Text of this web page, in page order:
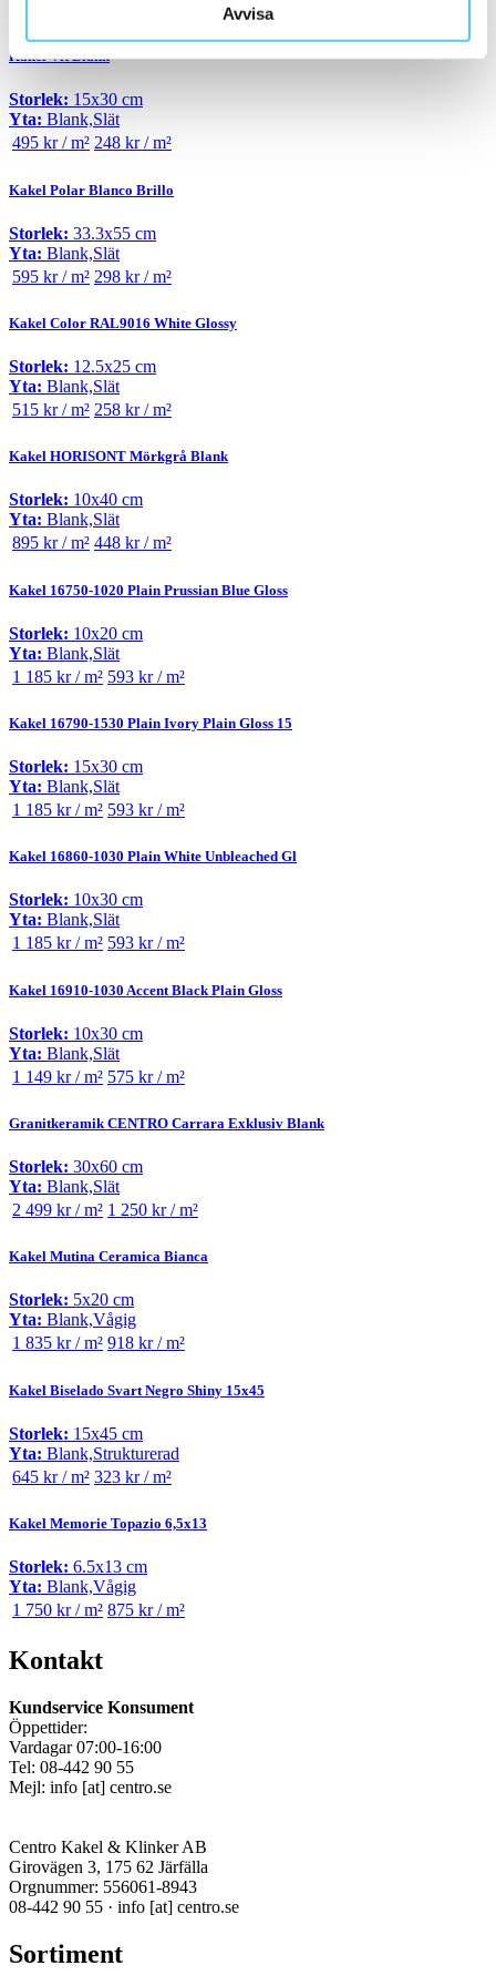
Avvisa
Kakel Vit Blank
Storlek: 15x30 cm
Yta: Blank,Slät
495 kr / m² 248 kr / m²
Kakel Polar Blanco Brillo
Storlek: 33.3x55 cm
Yta: Blank,Slät
595 kr / m² 298 kr / m²
Kakel Color RAL9016 White Glossy
Storlek: 12.5x25 cm
Yta: Blank,Slät
515 kr / m² 258 kr / m²
Kakel HORISONT Mörkgrå Blank
Storlek: 10x40 cm
Yta: Blank,Slät
895 kr / m² 448 kr / m²
Kakel 16750-1020 Plain Prussian Blue Gloss
Storlek: 10x20 cm
Yta: Blank,Slät
1 185 kr / m² 593 kr / m²
Kakel 16790-1530 Plain Ivory Plain Gloss 15
Storlek: 15x30 cm
Yta: Blank,Slät
1 185 kr / m² 593 kr / m²
Kakel 16860-1030 Plain White Unbleached Gl
Storlek: 10x30 cm
Yta: Blank,Slät
1 185 kr / m² 593 kr / m²
Kakel 16910-1030 Accent Black Plain Gloss
Storlek: 10x30 cm
Yta: Blank,Slät
1 149 kr / m² 575 kr / m²
Granitkeramik CENTRO Carrara Exklusiv Blank
Storlek: 30x60 cm
Yta: Blank,Slät
2 499 kr / m² 1 250 kr / m²
Kakel Mutina Ceramica Bianca
Storlek: 5x20 cm
Yta: Blank,Vågig
1 835 kr / m² 918 kr / m²
Kakel Biselado Svart Negro Shiny 15x45
Storlek: 15x45 cm
Yta: Blank,Strukturerad
645 kr / m² 323 kr / m²
Kakel Memorie Topazio 6,5x13
Storlek: 6.5x13 cm
Yta: Blank,Vågig
1 750 kr / m² 875 kr / m²
Kontakt
Kundservice Konsument
Öppettider:
Vardagar 07:00-16:00
Tel: 08-442 90 55
Mejl: info [at] centro.se
Centro Kakel & Klinker AB
Girovägen 3, 175 62 Järfälla
Orgnummer: 556061-8943
08-442 90 55 · info [at] centro.se
Sortiment